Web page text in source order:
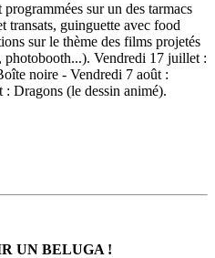
sur un des tarmacs
transats, guinguette avec food
sur le thème des films projetés
photobooth...). Vendredi 17 juillet :
noire - Vendredi 7 août :
Dragons (le dessin animé).
UN BELUGA !